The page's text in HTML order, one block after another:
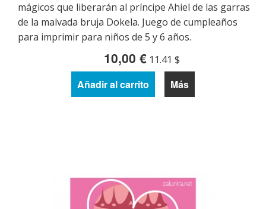
mágicos que liberarán al príncipe Ahiel de las garras
de la malvada bruja Dokela. Juego de cumpleaños
para imprimir para niños de 5 y 6 años.
10,00 € 11.41 $
Añadir al carrito Más